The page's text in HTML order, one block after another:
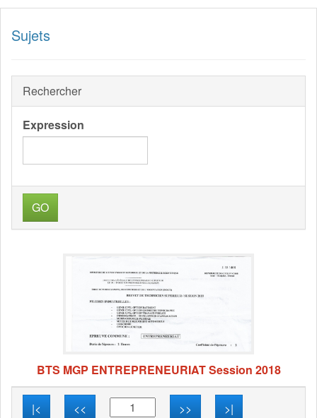
Sujets
Rechercher
Expression
GO
BTS MGP ENTREPRENEURIAT Session 2018
|< << >> >|